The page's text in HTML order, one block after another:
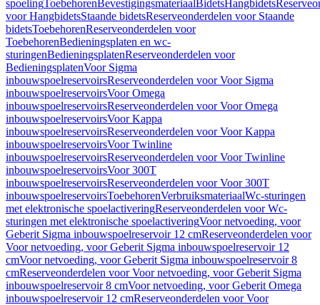
spoelingToebehorenBevestigingsmateriaalBidetsHangbidets
voor HangbidetsStaande bidetsReserveonderdelen voor Staande
bidetsToebehorenReserveonderdelen voor
ToebehorenBedieningsplaten en wc-
sturingenBedieningsplatenReserveonderdelen voor
BedieningsplatenVoor Sigma
inbouwspoelreservoirsReserveonderdelen voor Voor Sigma
inbouwspoelreservoirsVoor Omega
inbouwspoelreservoirsReserveonderdelen voor Voor Omega
inbouwspoelreservoirsVoor Kappa
inbouwspoelreservoirsReserveonderdelen voor Voor Kappa
inbouwspoelreservoirsVoor Twinline
inbouwspoelreservoirsReserveonderdelen voor Voor Twinline
inbouwspoelreservoirsVoor 300T
inbouwspoelreservoirsReserveonderdelen voor Voor 300T
inbouwspoelreservoirsToebehorenVerbruiksmateriaalWc-sturingen
met elektronische spoelactiveringReserveonderdelen voor Wc-
sturingen met elektronische spoelactiveringVoor netvoeding, voor
Geberit Sigma inbouwspoelreservoir 12 cmReserveonderdelen voor
Voor netvoeding, voor Geberit Sigma inbouwspoelreservoir 12
cmVoor netvoeding, voor Geberit Sigma inbouwspoelreservoir 8
cmReserveonderdelen voor Voor netvoeding, voor Geberit Sigma
inbouwspoelreservoir 8 cmVoor netvoeding, voor Geberit Omega
inbouwspoelreservoir 12 cmReserveonderdelen voor Voor